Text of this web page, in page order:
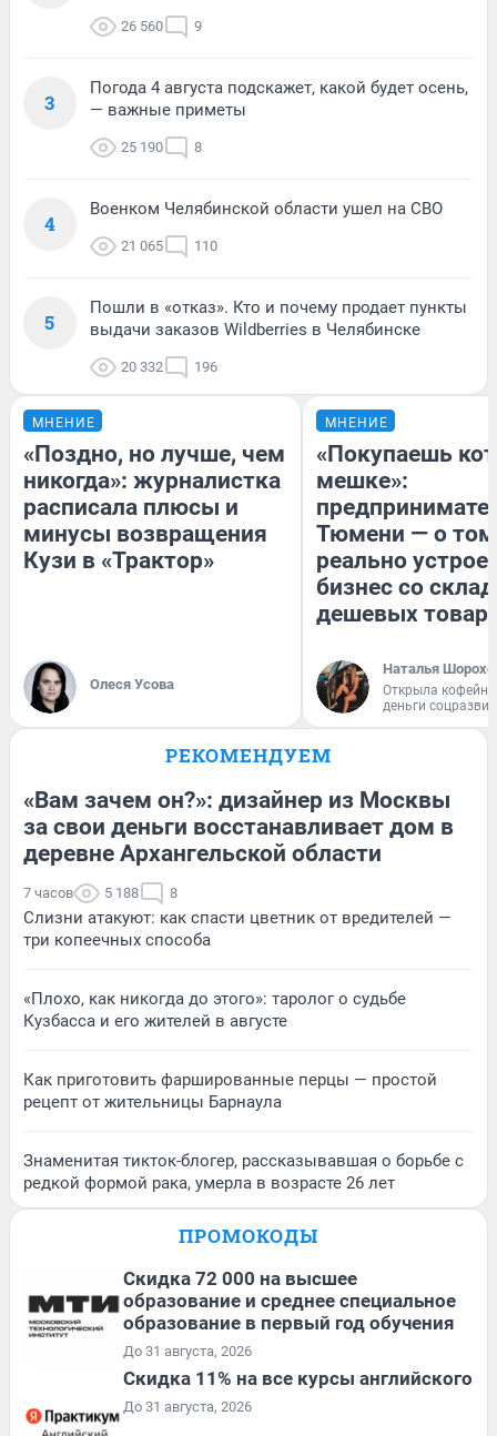
26 560 9
3
Погода 4 августа подскажет, какой будет осень,
— важные приметы
25 190 8
4
Военком Челябинской области ушел на СВО
21 065 110
5
Пошли в «отказ». Кто и почему продает пункты
выдачи заказов Wildberries в Челябинске
20 332 196
МНЕНИЕ
«Поздно, но лучше, чем
никогда»: журналистка
расписала плюсы и
минусы возвращения
Кузи в «Трактор»
Олеся Усова
МНЕНИЕ
«Покупаешь
мешке»:
Тюмени — о
реально
бизнес со
дешевых
Наталья
Открыла
деньги
РЕКОМЕНДУЕМ
«Вам зачем он?»: дизайнер из Москвы
за свои деньги восстанавливает дом в
деревне Архангельской области
7 часов 5 188 8
Слизни атакуют: как спасти цветник от вредителей —
три копеечных способа
«Плохо, как никогда до этого»: таролог о судьбе
Кузбасса и его жителей в августе
Как приготовить фаршированные перцы — простой
рецепт от жительницы Барнаула
Знаменитая тикток-блогер, рассказывавшая о борьбе с
редкой формой рака, умерла в возрасте 26 лет
ПРОМОКОДЫ
Скидка 72 000 на высшее
образование и среднее специальное
образование в первый год обучения
До 31 августа, 2026
Скидка 11% на все курсы английского
До 31 августа, 2026